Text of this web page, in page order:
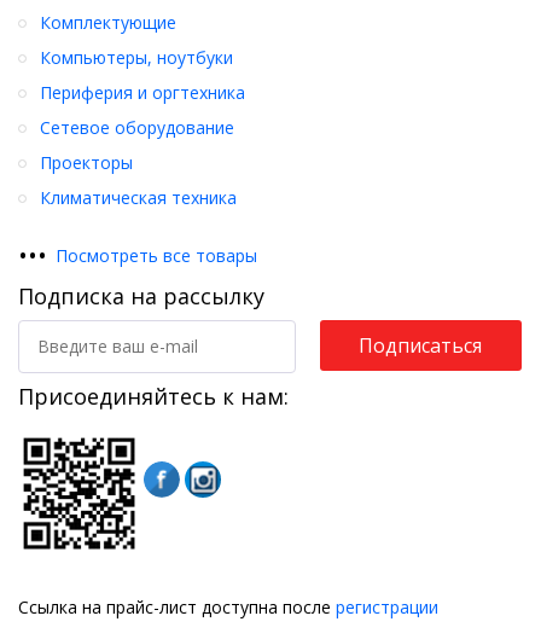
Комплектующие
Компьютеры, ноутбуки
Периферия и оргтехника
Сетевое оборудование
Проекторы
Климатическая техника
••• Посмотреть все товары
Подписка на рассылку
Подписаться
Присоединяйтесь к нам:
Ссылка на прайс-лист доступна после регистрации